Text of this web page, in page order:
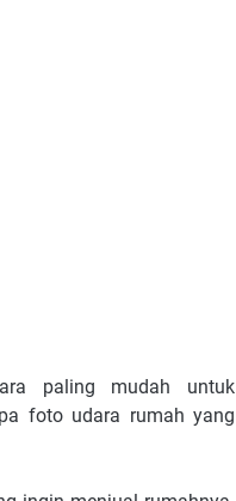
paling mudah untuk
foto udara rumah yang